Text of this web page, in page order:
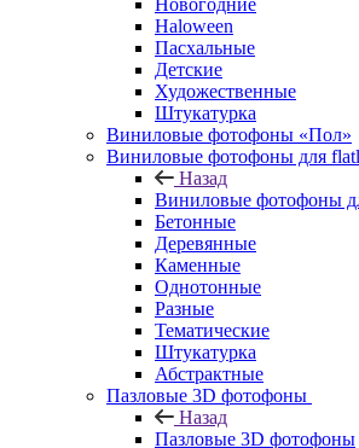
Haloween
Пасхальные
Детские
Художественные
Штукатурка
Виниловые фотофоны «Пол»
Виниловые фотофоны для
Назад
Виниловые фотофоны
Бетонные
Деревянные
Каменные
Однотонные
Разные
Тематические
Штукатурка
Абстрактные
Пазловые 3D фотофоны
Назад
Пазловые 3D фотофоны